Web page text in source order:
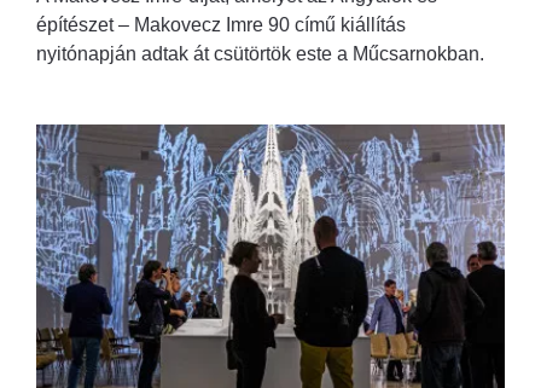
építészet – Makovecz Imre 90 című kiállítás
nyitónapján adtak át csütörtök este a Műcsarnokban.